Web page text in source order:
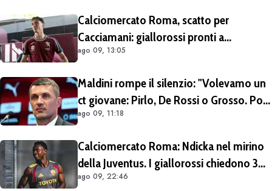
Calciomercato Roma, scatto per
Cacciamani: giallorossi pronti a
migliorare l'offerta da 15 milioni di euro
ago 09, 13:05
Maldini rompe il silenzio: "Volevamo un
ct giovane: Pirlo, De Rossi o Grosso. Poi
Malagò mi ha detto: «Pirlo non si può
ago 09, 11:18
Calciomercato Roma: Ndicka nel mirino
della Juventus. I giallorossi chiedono 30
milioni di euro
ago 09, 22:46